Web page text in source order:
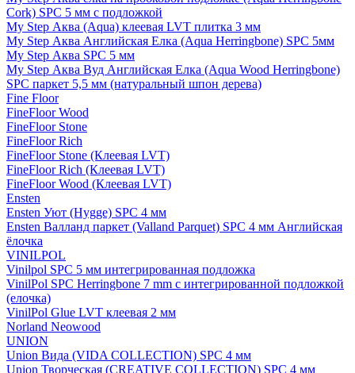
Cork) SPC 5 мм с подложкой
My Step Аква (Aqua) клеевая LVT плитка 3 мм
My Step Аква Английская Елка (Aqua Herringbone) SPC 5мм
My Step Аква SPC 5 мм
My Step Аква Вуд Английская Елка (Aqua Wood Herringbone)
SPC паркет 5,5 мм (натуральный шпон дерева)
Fine Floor
FineFloor Wood
FineFloor Stone
FineFloor Rich
FineFloor Stone (Клеевая LVT)
FineFloor Rich (Клеевая LVT)
FineFloor Wood (Клеевая LVT)
Ensten
Ensten Уют (Hygge) SPC 4 мм
Ensten Валланд паркет (Valland Parquet) SPC 4 мм Английская
ёлочка
VINILPOL
Vinilpol SPC 5 мм интегрированная подложка
VinilPol SPC Herringbone 7 mm с интегрированной подложкой
(елочка)
VinilPol Glue LVT клеевая 2 мм
Norland Neowood
UNION
Union Вида (VIDA COLLECTION) SPC 4 мм
Union Творческая (CREATIVE COLLECTION) SPC 4 мм